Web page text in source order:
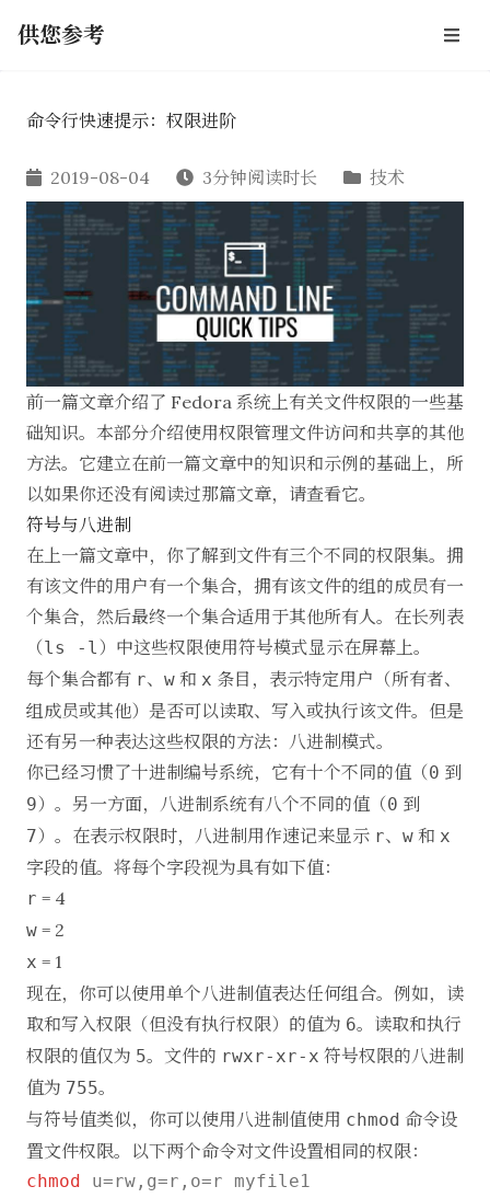
供您参考
命令行快速提示：权限进阶
2019-08-04 3分钟阅读时长 技术
前一篇文章介绍了 Fedora 系统上有关文件权限的一些基
础知识。本部分介绍使用权限管理文件访问和共享的其他
方法。它建立在前一篇文章中的知识和示例的基础上，所
以如果你还没有阅读过那篇文章，请查看它。
符号与八进制
在上一篇文章中，你了解到文件有三个不同的权限集。拥
有该文件的用户有一个集合，拥有该文件的组的成员有一
个集合，然后最终一个集合适用于其他所有人。在长列表
（ls -l ）中这些权限使用符号模式显示在屏幕上。
每个集合都有 r、 w 和 x 条目，表示特定用户（所有者、
组成员或其他）是否可以读取、写入或执行该文件。但是
还有另一种表达这些权限的方法：八进制模式。
你已经习惯了十进制编号系统，它有十个不同的值（0 到
9）。另一方面，八进制系统有八个不同的值（0 到
7）。在表示权限时，八进制用作速记来显示 r、 w 和 x
字段的值。将每个字段视为具有如下值：
r = 4
w = 2
x = 1
现在，你可以使用单个八进制值表达任何组合。例如，读
取和写入权限（但没有执行权限）的值为 6。读取和执行
权限的值仅为 5。文件的 rwxr-xr-x 符号权限的八进制
值为 755。
与符号值类似，你可以使用八进制值使用 chmod 命令设
置文件权限。以下两个命令对文件设置相同的权限：
chmod